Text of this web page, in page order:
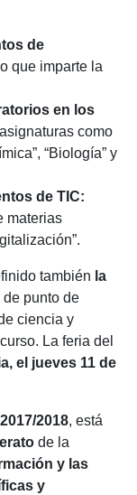
de
que imparte la
en los
como
“Biología” y
de TIC:
materias
también la
punto de
ciencia y
La feria del
el jueves 11 de
2017/2018, está
de la
y las
y